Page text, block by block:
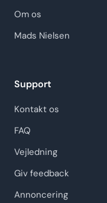
Om os
Mads Nielsen
Support
Kontakt os
FAQ
Vejledning
Giv feedback
Annoncering